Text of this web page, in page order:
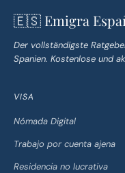
🇪🇸 Emigra
Der vollständigste
Spanien. Kostenlose und
VISA
Nómada Digital
Trabajo por cuenta ajena
Residencia no lucrativa